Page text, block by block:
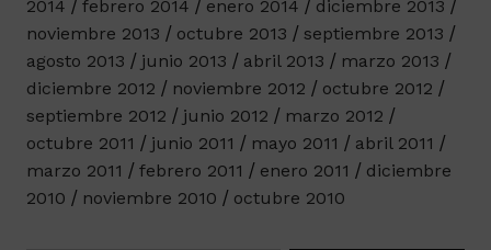
2014
febrero 2014 enero 2014
diciembre 2013
noviembre 2013
octubre 2013
septiembre 2013
agosto 2013
junio 2013 abril 2013
marzo 2013
diciembre 2012
noviembre 2012
octubre 2012
septiembre 2012
junio 2012
marzo 2012
octubre 2011
junio 2011 mayo 2011
abril 2011
marzo 2011
febrero 2011 enero 2011
diciembre
2010
noviembre 2010 octubre 2010